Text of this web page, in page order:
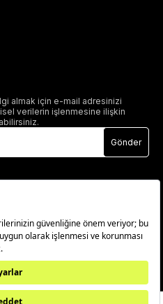
almak için e-mail adresinizi
verilerin işlenmesine ilişkin
Gönder
tüm hakları saklıdır.